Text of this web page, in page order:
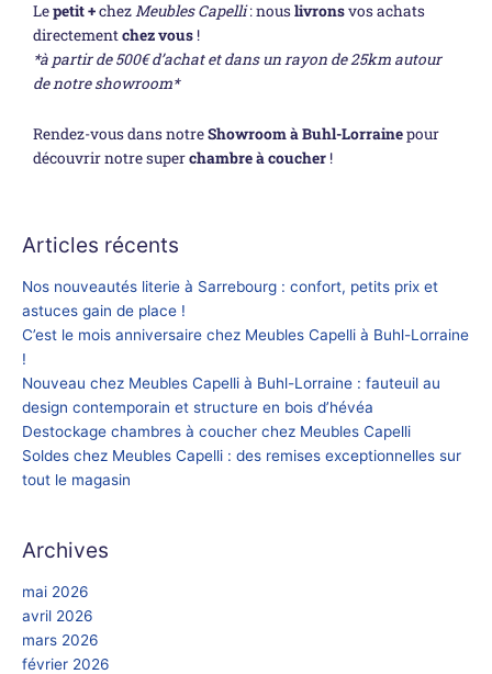
Lepetit +chezMeubles Capelli: nouslivronsvos achats
directementchez vous !
*à partir de 500€ d’achat et dans un rayon de 25km autour
de notre showroom*
Rendez-vous dans notreShowroom à Buhl-Lorrainepour
découvrir notre superchambre à coucher !
Articles récents
Nos nouveautés literie à Sarrebourg : confort, petits prix et
astuces gain de place !
C’est le mois anniversaire chez Meubles Capelli à Buhl-Lorraine
!
Nouveau chez Meubles Capelli à Buhl-Lorraine : fauteuil au
design contemporain et structure en bois d’hévéa
Destockage chambres à coucher chez Meubles Capelli
Soldes chez Meubles Capelli : des remises exceptionnelles sur
tout le magasin
Archives
mai 2026
avril 2026
mars 2026
février 2026